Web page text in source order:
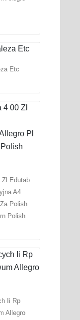
Etc
Zl Edutab
A4
Polish
Polish
Ii Rp
Allegro